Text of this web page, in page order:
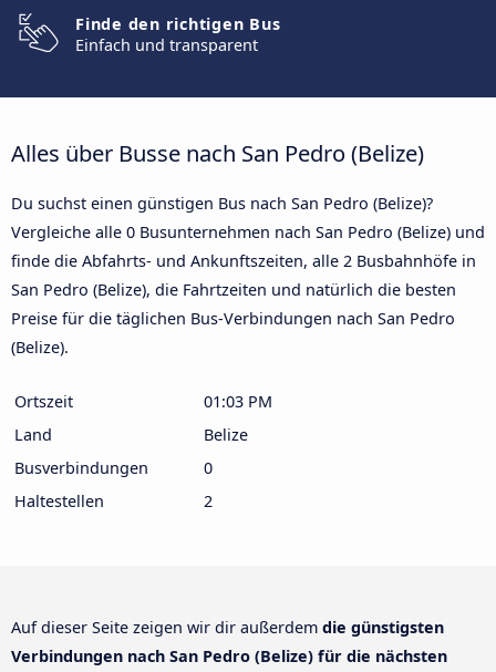
Finde den richtigen Bus
Einfach und transparent
Alles über Busse nach San Pedro (Belize)
Du suchst einen günstigen Bus nach San Pedro (Belize)?
Vergleiche alle 0 Busunternehmen nach San Pedro (Belize) und
finde die Abfahrts- und Ankunftszeiten, alle 2 Busbahnhöfe in
San Pedro (Belize), die Fahrtzeiten und natürlich die besten
Preise für die täglichen Bus-Verbindungen nach San Pedro
(Belize).
Ortszeit
01:03 PM
Land
Belize
Busverbindungen
0
Haltestellen
2
Auf dieser Seite zeigen wir dir außerdem die günstigsten
Verbindungen nach San Pedro (Belize) für die nächsten